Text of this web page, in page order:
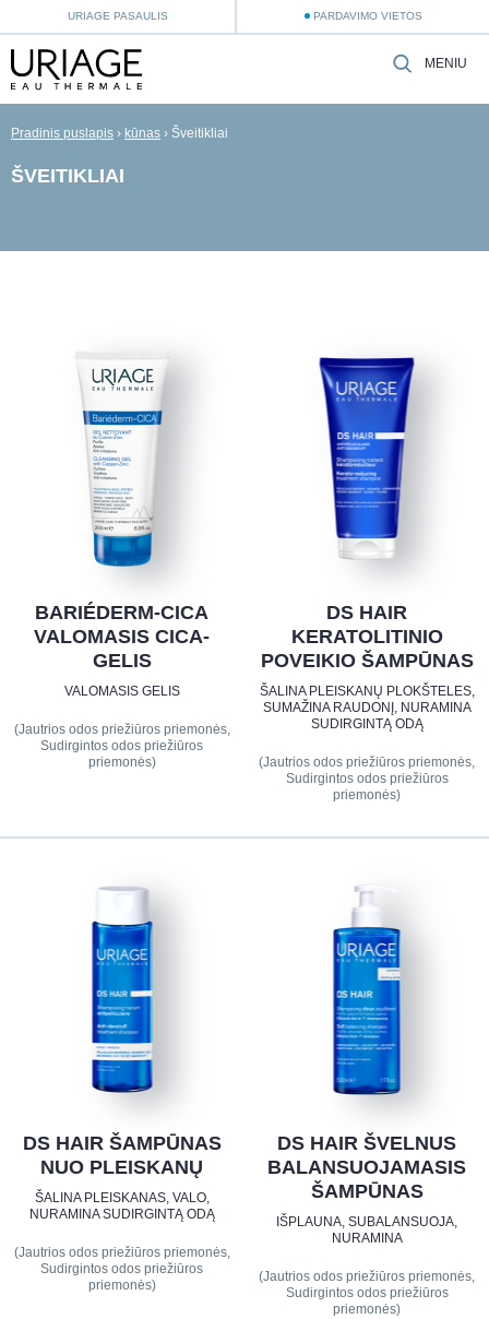
URIAGE PASAULIS PARDAVIMO VIETOS
MENIU
Pradinis puslapis › kūnas › Šveitikliai
ŠVEITIKLIAI
BARIÉDERM-CICA
VALOMASIS CICA-
GELIS
VALOMASIS GELIS
(Jautrios odos priežiūros priemonės,
Sudirgintos odos priežiūros
priemonės)
DS HAIR
KERATOLITINIO
POVEIKIO ŠAMPŪNAS
ŠALINA PLEISKANŲ PLOKŠTELES,
SUMAŽINA RAUDONĮ, NURAMINA
SUDIRGINTĄ ODĄ
(Jautrios odos priežiūros priemonės,
Sudirgintos odos priežiūros
priemonės)
DS HAIR ŠAMPŪNAS
NUO PLEISKANŲ
ŠALINA PLEISKANAS, VALO,
NURAMINA SUDIRGINTĄ ODĄ
(Jautrios odos priežiūros priemonės,
Sudirgintos odos priežiūros
priemonės)
DS HAIR ŠVELNUS
BALANSUOJAMASIS
ŠAMPŪNAS
IŠPLAUNA, SUBALANSUOJA,
NURAMINA
(Jautrios odos priežiūros priemonės,
Sudirgintos odos priežiūros
priemonės)